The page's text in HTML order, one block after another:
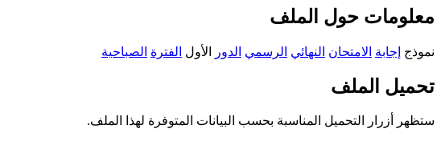
معلومات حول الملف
نموذج إجابة الامتحان النهائي الرسمي الدور الأول الفترة الصباحية
تحميل الملف
ستظهر أزرار التحميل المناسبة بحسب البيانات المتوفرة لهذا الملف.